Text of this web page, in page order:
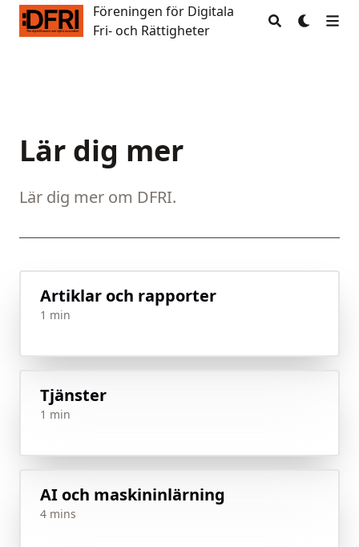
Föreningen för Digitala Fri- och Rättigheter
Föreningen för Digitala
Fri- och Rättigheter
Lär dig mer
Lär dig mer om DFRI.
Artiklar och rapporter
1 min
Tjänster
1 min
AI och maskininlärning
4 mins